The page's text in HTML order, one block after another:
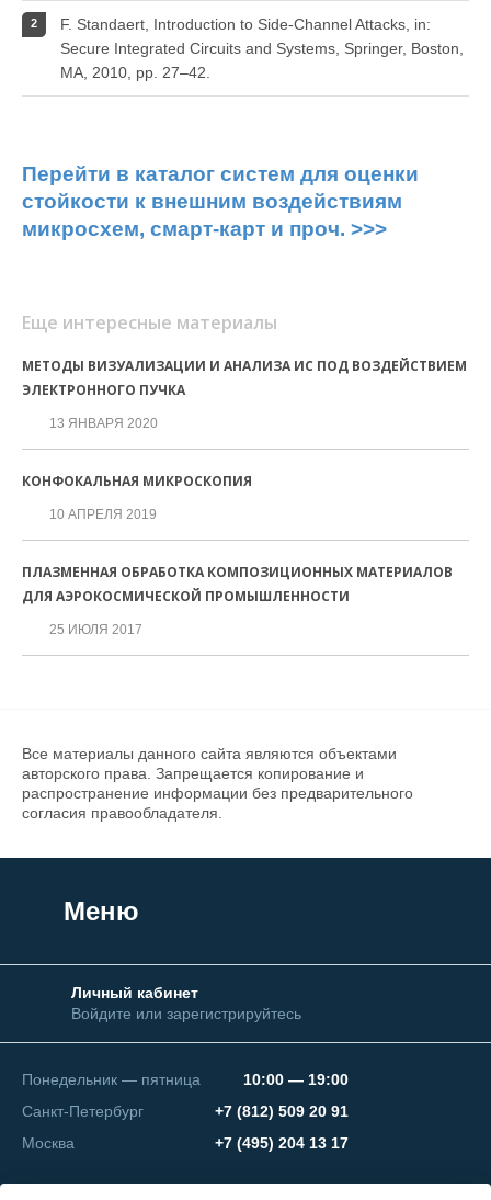
F. Standaert, Introduction to Side-Channel Attacks, in:
Secure Integrated Circuits and Systems, Springer, Boston,
MA, 2010, pp. 27–42.
Перейти в каталог систем для оценки
стойкости к внешним воздействиям
микросхем, смарт-карт и проч. >>>
Еще интересные материалы
МЕТОДЫ ВИЗУАЛИЗАЦИИ И АНАЛИЗА ИС ПОД ВОЗДЕЙСТВИЕМ
ЭЛЕКТРОННОГО ПУЧКА
13 ЯНВАРЯ 2020
КОНФОКАЛЬНАЯ МИКРОСКОПИЯ
10 АПРЕЛЯ 2019
ПЛАЗМЕННАЯ ОБРАБОТКА КОМПОЗИЦИОННЫХ МАТЕРИАЛОВ
ДЛЯ АЭРОКОСМИЧЕСКОЙ ПРОМЫШЛЕННОСТИ
25 ИЮЛЯ 2017
Все материалы данного сайта являются объектами
авторского права. Запрещается копирование и
распространение информации без предварительного
согласия правообладателя.
Меню
Личный кабинет
Войдите или зарегистрируйтесь
Понедельник — пятница
10:00 — 19:00
Санкт-Петербург
+7 (812) 509 20 91
Москва
+7 (495) 204 13 17